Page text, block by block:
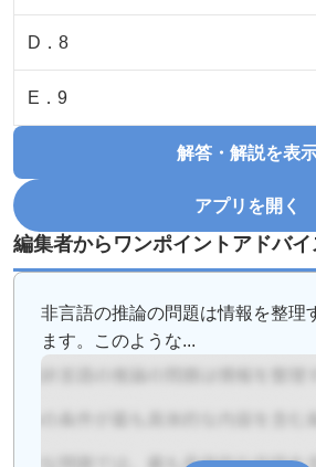
D ． 8
E ． 9
解答・解説を表
アプリを開く
編集者からワンポイントアドバイ
非言語の推論の問題は情報を整理
ます。このような...